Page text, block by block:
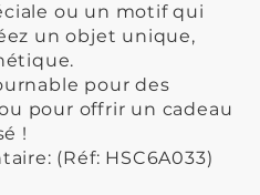
ou un motif qui
un objet unique,
pour des
pour offrir un cadeau
!
(Réf: HSC6A033)